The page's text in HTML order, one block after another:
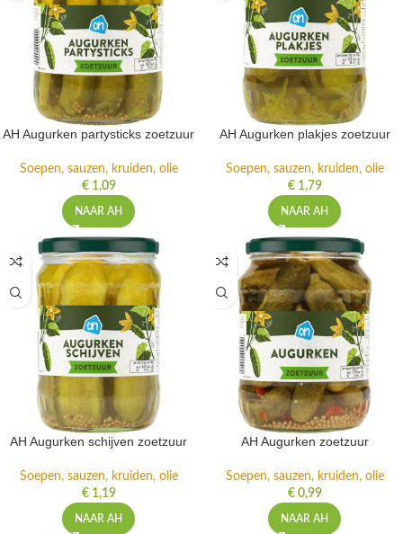
AH Augurken partysticks zoetzuur
Soepen, sauzen, kruiden, olie
€1,09
NAAR AH
AH Augurken plakjes zoetzuur
Soepen, sauzen, kruiden, olie
€1,79
NAAR AH
AH Augurken schijven zoetzuur
Soepen, sauzen, kruiden, olie
€1,19
NAAR AH
AH Augurken zoetzuur
Soepen, sauzen, kruiden, olie
€0,99
NAAR AH